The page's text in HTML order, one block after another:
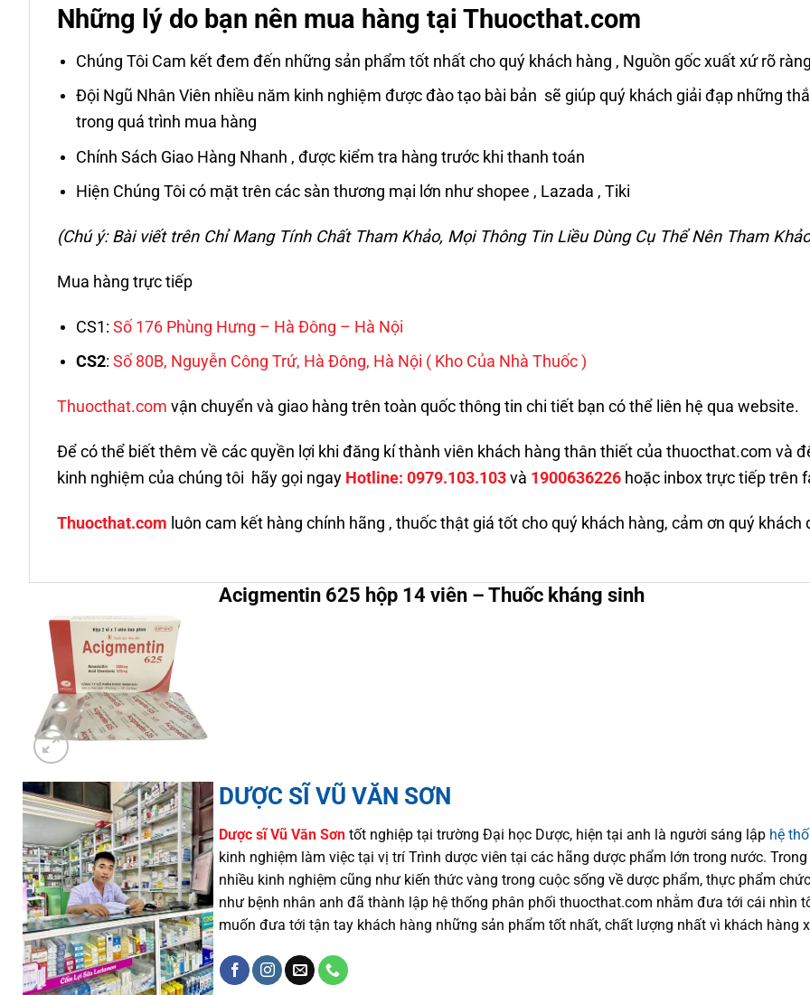
Những lý do bạn nên mua hàng tại Thuocthat.com
Chúng Tôi Cam kết đem đến những sản phẩm tốt nhất cho quý khách hàng , Nguồn gốc xuất xứ rõ
Đội Ngũ Nhân Viên nhiều năm kinh nghiệm được đào tạo bài bản sẽ giúp quý khách giải đạp những
trong quá trình mua hàng
Chính Sách Giao Hàng Nhanh , được kiểm tra hàng trước khi thanh toán
Hiện Chúng Tôi có mặt trên các sàn thương mại lớn như shopee , Lazada , Tiki
(Chú ý: Bài viết trên Chỉ Mang Tính Chất Tham Khảo, Mọi Thông Tin Liều Dùng Cụ Thể Nên Tham
Mua hàng trực tiếp
CS1: Số 176 Phùng Hưng – Hà Đông – Hà Nội
CS2: Số 80B, Nguyễn Công Trứ, Hà Đông, Hà Nội ( Kho Của Nhà Thuốc )
Thuocthat.com vận chuyển và giao hàng trên toàn quốc thông tin chi tiết bạn có thể liên hệ qua website.
Để có thể biết thêm về các quyền lợi khi đăng kí thành viên khách hàng thân thiết của thuocthat.com và
kinh nghiệm của chúng tôi hãy gọi ngay Hotline: 0979.103.103và 1900636226 hoặc inbox trực tiếp trên
Thuocthat.com luôn cam kết hàng chính hãng , thuốc thật giá tốt cho quý khách hàng, cảm ơn quý khách
Acigmentin 625 hộp 14 viên – Thuốc kháng sinh
DƯỢC SĨ VŨ VĂN SƠN
Dược sĩVũ Văn Sơntốt nghiệp tại trường Đại học Dược, hiện tại anh là người sáng lập hệ
kinh nghiệm làm việc tại vị trí Trình dược viên tại các hãng dược phẩm lớn trong nước.
nhiều kinh nghiệm cũng nhưkiến thức vàng trong cuộc sống về dược phẩm,thực phẩm
nhưbệnh nhân anh đã thành lập hệ thống phân phối thuocthat.com nhằm đưa tới cái nhìn
muốn đưa tới tận tay khách hàng những sản phẩm tốt nhất, chất lượng nhất vì khách hàng